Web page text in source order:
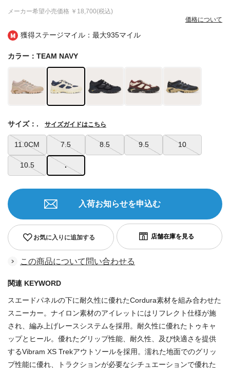
獲得ステージマイル：最大935マイル
メーカー希望小売価格 ￥18,700(税込)
価格について
カラー：TEAM NAVY
11.0CM 7.5 8.5 9.5 10
10.5 .
サイズ：. サイズガイドはこちら
お気に入りに追加する
入荷お知らせを申込む
この商品について問い合わせる
関連 KEYWORD
スエードパネルの下に耐久性に優れたCordura素材を組み合わせた
スニーカー。ナイロン素材のアイレットにはリフレクト仕様が施
され、編み上げレースシステムを採用。耐久性に優れたトゥキャ
ップとヒール。優れたグリップ性能、耐久性、及び快適さを提供
するVibram XS Trekアウトソールを採用。濡れた地面でのグリッ
プ性能に優れ、トラクションが必要なシチュエーションで優れた